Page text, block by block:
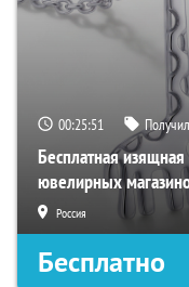
00:25:50
Бесплатная
ювелирных
Россия
Бесплатно